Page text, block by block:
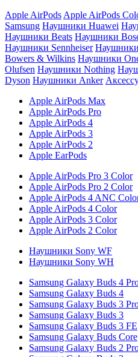
Apple AirPods Apple AirPods
Samsung Наушники Huawei
Наушники Beats Наушники
Наушники Sennheiser
Bowers & Wilkins Наушники
Olufsen Наушники Nothing
Dyson Наушники Anker
Apple AirPods Max
Apple AirPods Pro
Apple AirPods 4
Apple AirPods 3
Apple AirPods 2
Apple EarPods
Apple AirPods Pro 3 Color
Apple AirPods Pro 2 Color
Apple AirPods 4 ANC
Apple AirPods 4 Color
Apple AirPods 3 Color
Apple AirPods 2 Color
Наушники Sony WF
Наушники Sony WH
Samsung Galaxy Buds 4
Samsung Galaxy Buds 4
Samsung Galaxy Buds 3
Samsung Galaxy Buds 3
Samsung Galaxy Buds 3 FE
Samsung Galaxy Buds Core
Samsung Galaxy Buds 2